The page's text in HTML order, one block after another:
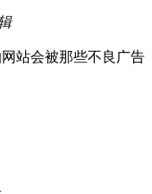
站会被那些不良广告